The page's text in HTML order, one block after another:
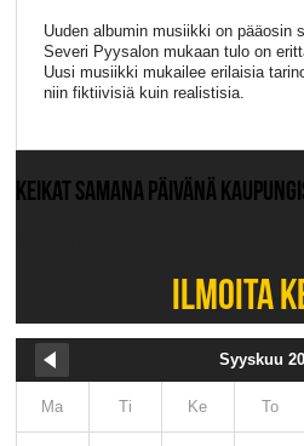
Uuden albumin musiikki on pääosin
Severi Pyysalon mukaan tulo on
Uusi musiikki mukailee erilaisia
niin fiktiivisiä kuin realistisia.
KEIKAT SAMANA PÄIVÄNÄ
ILMOITA
Syyskuu
Ma Ti Ke To